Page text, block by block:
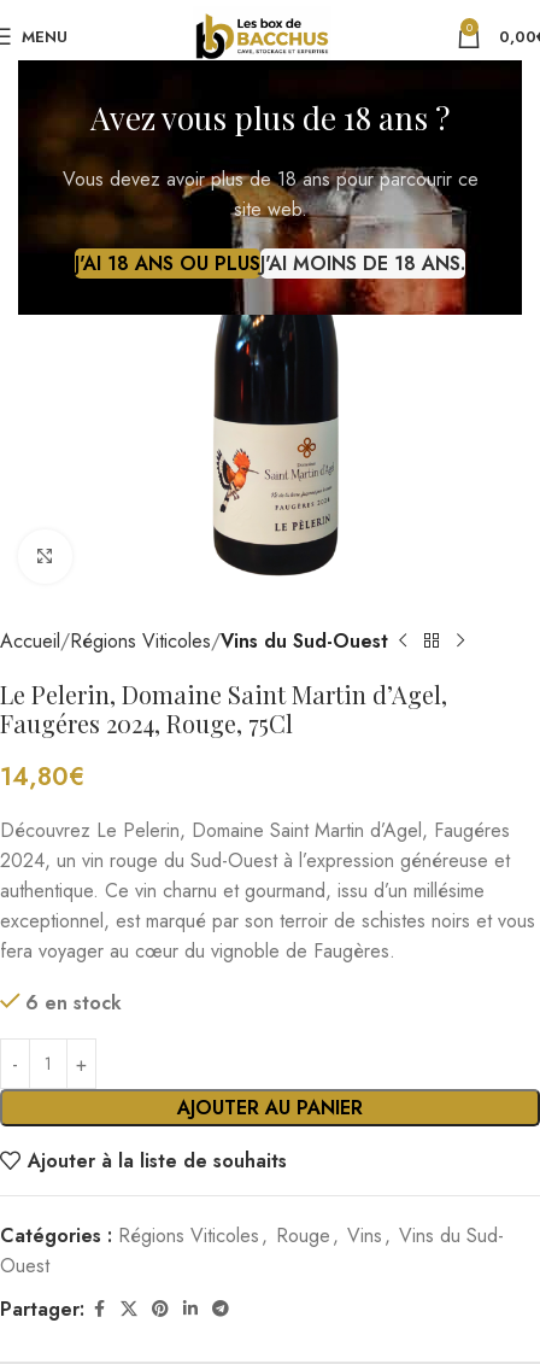
Avez vous plus de 18 ans ?
Vous devez avoir plus de 18 ans pour parcourir ce
site web.
J'AI 18 ANS OU PLUSJ'AI MOINS DE 18 ANS.
MENU 0 0,00
Cliquez pour agrandir
Accueil Régions Viticoles Vins du Sud-Ouest
Le Pelerin, Domaine Saint Martin d’Agel,
Faugéres 2024, Rouge, 75Cl
14,80€
Découvrez Le Pelerin, Domaine Saint Martin d’Agel, Faugéres
2024, un vin rouge du Sud-Ouest à l’expression généreuse et
authentique. Ce vin charnu et gourmand, issu d’un millésime
exceptionnel, est marqué par son terroir de schistes noirs et vous
fera voyager au cœur du vignoble de Faugères.
6 en stock
AJOUTER AU PANIER
Ajouter à la liste de souhaits
Catégories : Régions Viticoles, Rouge, Vins, Vins du Sud-
Ouest
Partager: